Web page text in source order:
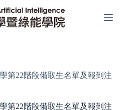
第22階段備取生名單及報到注
第22階段備取生名單及報到注